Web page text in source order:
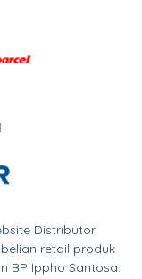
Distributor
retail produk
BP Ippho Santosa.